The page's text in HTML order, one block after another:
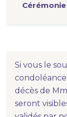
Cérémonie
Si vous le
décès de
seront